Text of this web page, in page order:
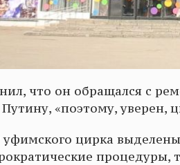
что он обращался с
«поэтому, уверен,
цирка
процедуры,